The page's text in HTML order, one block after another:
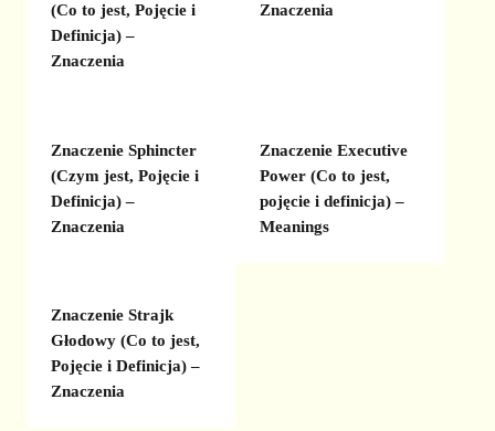
(Co to jest, Pojęcie i
Definicja) –
Znaczenia
Znaczenia
Znaczenie Sphincter
(Czym jest, Pojęcie i
Definicja) –
Znaczenia
Znaczenie Executive
Power (Co to jest,
pojęcie i definicja) –
Meanings
Znaczenie Strajk
Głodowy (Co to jest,
Pojęcie i Definicja) –
Znaczenia